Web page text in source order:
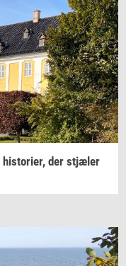
hi­sto­ri­er, der stjæ­ler